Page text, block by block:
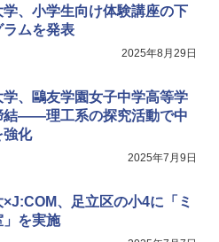
、小学生向け体験講座の下
ムを発表
2025年8月29日
、鷗友学園女子中学高等学
結――理工系の探究活動で中
強化
2025年7月9日
、足立区の小4に「ミ
」を実施